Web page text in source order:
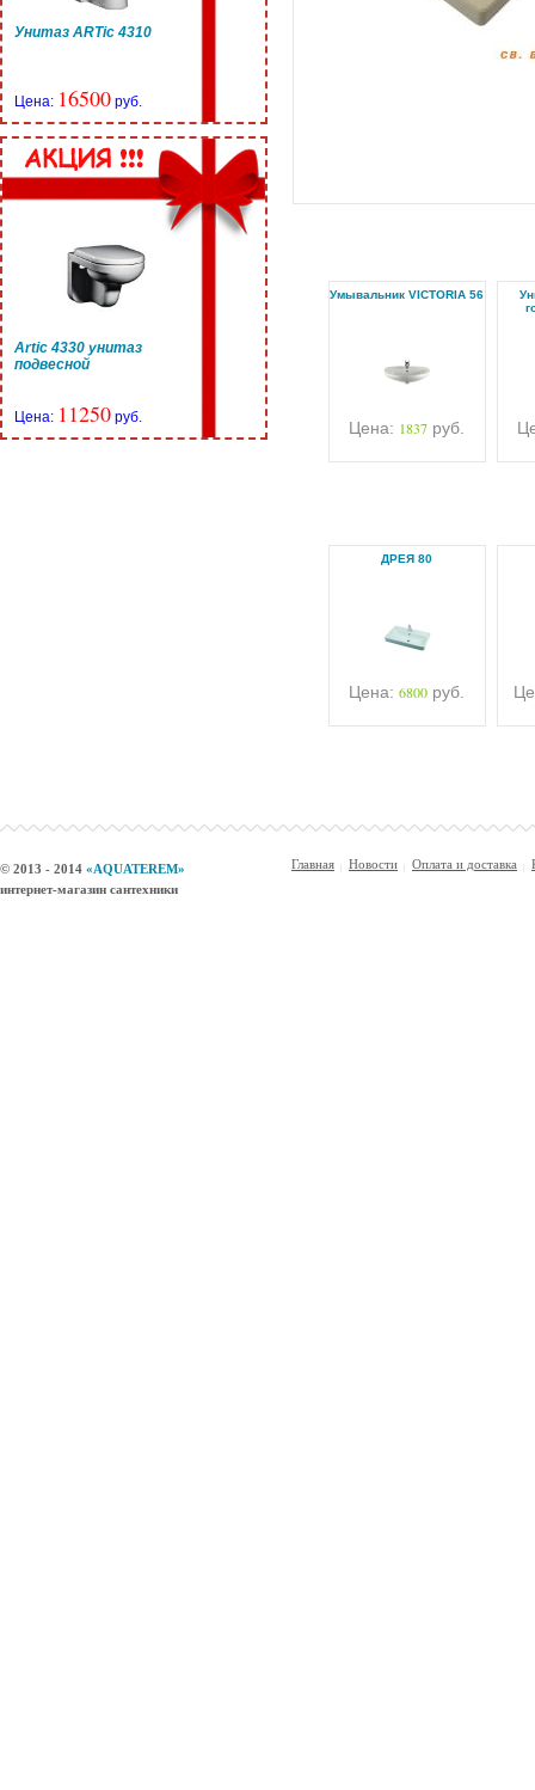
Унитаз ARTic 4310
Цена: 16500 руб.
Artic 4330 унитаз
подвесной
Цена: 11250 руб.
Умывальник VICTORIA 56
Цена: 1837 руб.
ДРЕЯ 80
Цена: 6800 руб.
© 2013 - 2014 «AQUATEREM»
интернет-магазин сантехники
Главная Новости Оплата и доставка